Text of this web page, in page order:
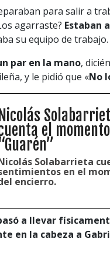
para salir a
agarraste? Estaban
su equipo de trabajo.
par en la mano,
y le pidió que «No
Nicolás
el
Solabarrieta
en el
encierro.
a llevar
en la cabeza a